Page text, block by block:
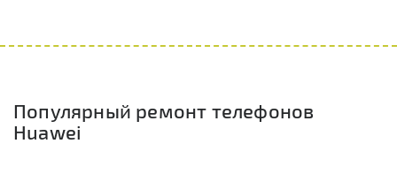
Популярный ремонт телефонов
Huawei